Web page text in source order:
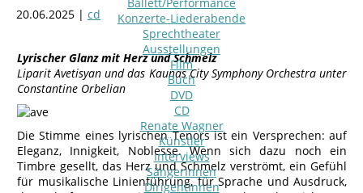
Konzerte-Liederabende
Sprechtheater
Ausstellungen
Film
Buch
DVD
CD
Renate Wagner
Künstler
Interviews
SängerInnen
DirigentInnen
20.06.2025 | cd
Lyrischer Glanz mit Herz und Schmelz
Liparit Avetisyan und das Kaunas City Symphony Orchestra unter
Constantine Orbelian
Die Stimme eines lyrischen Tenors ist ein Versprechen: auf
Eleganz, Innigkeit, Noblesse. Wenn sich dazu noch ein
Timbre gesellt, das Herz und Schmelz verströmt, ein Gefühl
für musikalische Linienführung, für Sprache und Ausdruck,